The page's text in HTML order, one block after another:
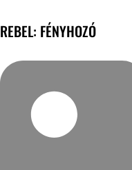
REBEL: FÉNYHOZÓ